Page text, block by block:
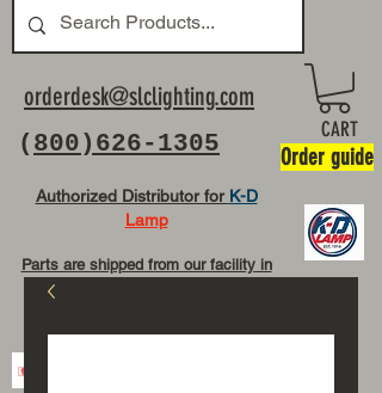
( 800)626-1305
orderdesk@slclighting.com
Authorized Distributor for K-D
Lamp
Parts are shipped from our facility in
CART
Order guide